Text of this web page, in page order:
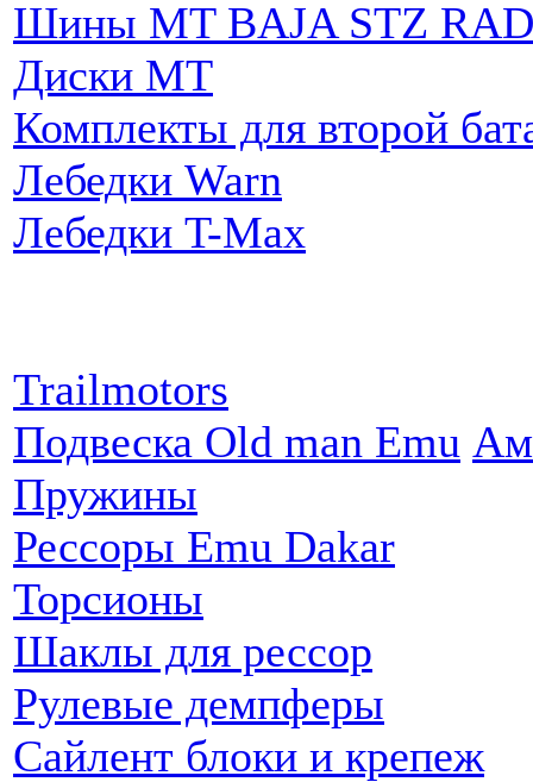
Шины MT BAJA STZ
Диски MT
Комплекты для второй
Лебедки Warn
Лебедки T-Max
Trailmotors
Подвеска Old man Emu
Пружины
Рессоры Emu Dakar
Торсионы
Шаклы для рессор
Рулевые демпферы
Сайлент блоки и крепеж